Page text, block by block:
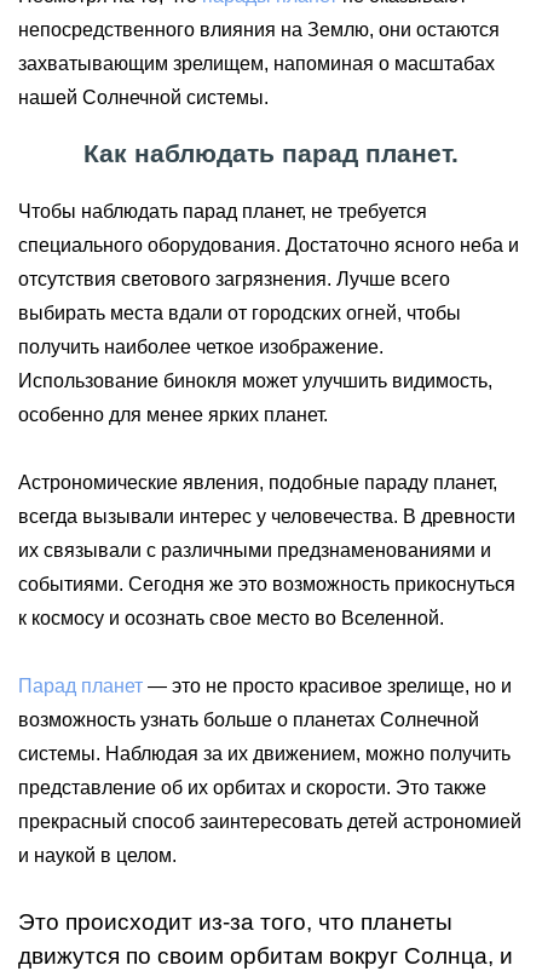
непосредственного влияния на Землю, они остаются
захватывающим зрелищем, напоминая о масштабах
нашей Солнечной системы.
Как наблюдать парад планет.
Чтобы наблюдать парад планет, не требуется
специального оборудования. Достаточно ясного неба и
отсутствия светового загрязнения. Лучше всего
выбирать места вдали от городских огней, чтобы
получить наиболее четкое изображение.
Использование бинокля может улучшить видимость,
особенно для менее ярких планет.
Астрономические явления, подобные параду планет,
всегда вызывали интерес у человечества. В древности
их связывали с различными предзнаменованиями и
событиями. Сегодня же это возможность прикоснуться
к космосу и осознать свое место во Вселенной.
Парад планет — это не просто красивое зрелище, но и
возможность узнать больше о планетах Солнечной
системы. Наблюдая за их движением, можно получить
представление об их орбитах и скорости. Это также
прекрасный способ заинтересовать детей астрономией
и наукой в целом.
Это происходит из-за того, что планеты
движутся по своим орбитам вокруг Солнца, и